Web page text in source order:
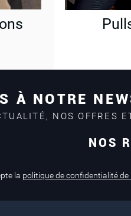
en magasin
À NOTRE
NOS OFFRES
NOS
la politique de confidentialité de